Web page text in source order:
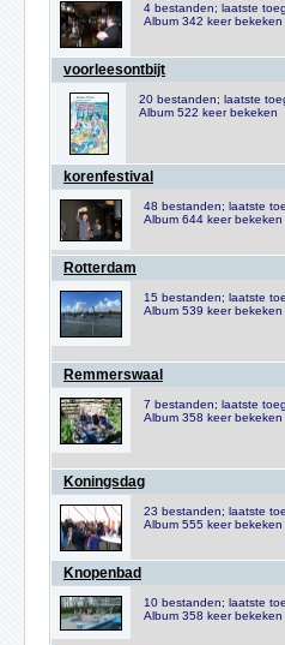
4 bestanden; laatste
Album 342 keer bekeken
voorleesontbijt
20 bestanden; laatste
Album 522 keer bekeken
korenfestival
48 bestanden; laatste
Album 644 keer bekeken
Rotterdam
15 bestanden; laatste
Album 539 keer bekeken
Remmerswaal
7 bestanden; laatste
Album 358 keer bekeken
Koningsdag
23 bestanden; laatste
Album 555 keer bekeken
Knopenbad
10 bestanden; laatste
Album 358 keer bekeken